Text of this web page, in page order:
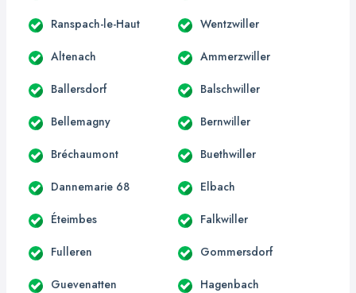
Ranspach-le-Haut Wentzwiller
Altenach Ammerzwiller
Ballersdorf Balschwiller
Bellemagny Bernwiller
Bréchaumont Buethwiller
Dannemarie 68 Elbach
Éteimbes Falkwiller
Fulleren Gommersdorf
Guevenatten Hagenbach